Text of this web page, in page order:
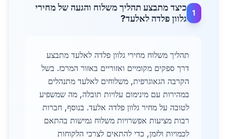
1
כיצד מתבצע תהליך משלוח והגעה של מחירי
גלוון פלדה לאלעד?
תהליך משלוח מחירי גלוון פלדה לאלעד מתבצע
דרך ספקים מקומיים ואזוריים באזור המרכז. בשל
הקרבה הגאוגרפית, משלוחים לאלעד מתנהלים
במהירות עם מינימום עלויות תובלה, מה שמשפיע
לטובה על מחיר גלוון פלדה אלעד. בנוסף, חברות
רבות מציעות אפשרויות משלוח גמישות בהתאם
לכמויות ולזמן, כדי להתאים לצרכי הלקוחות